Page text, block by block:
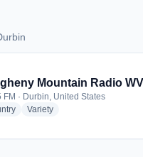
Mountain Radio
FM · Durbin, United States
radio stations
Varietyradio stations